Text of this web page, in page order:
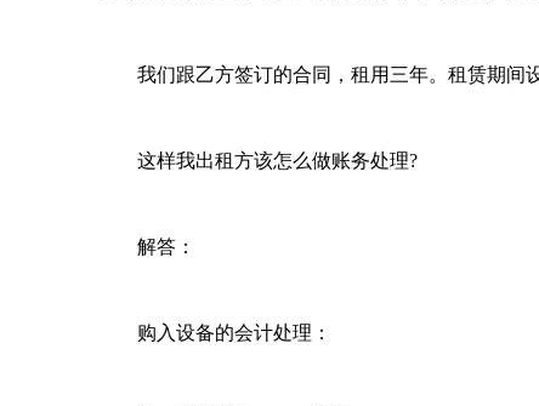
我们跟乙方签订的合同，租用三年。租赁期间设
这样我出租方该怎么做账务处理?
解答：
购入设备的会计处理：